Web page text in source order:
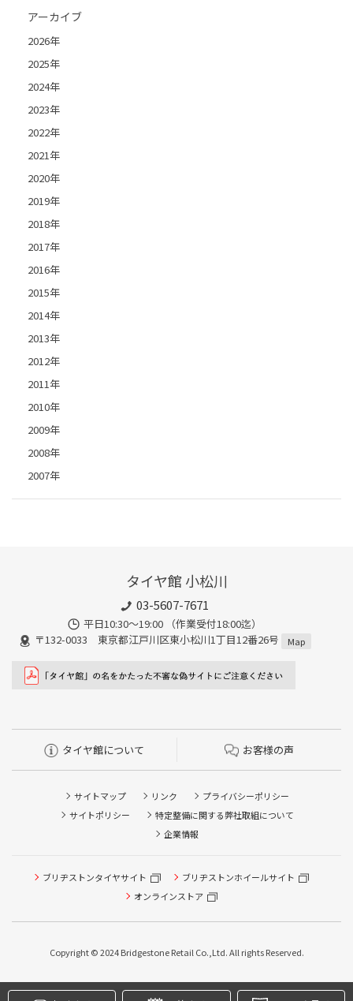
アーカイブ
2026年
2025年
2024年
2023年
2022年
2021年
2020年
2019年
2018年
2017年
2016年
2015年
2014年
2013年
2012年
2011年
2010年
2009年
2008年
2007年
タイヤ館 小松川
03-5607-7671
平日10:30～19:00 （作業受付18:00迄）
〒132-0033 東京都江戸川区東小松川1丁目12番26号
Map
タイヤ館について お客様の声
サイトマップ リンク
プライバシーポリシー
サイトポリシー
特定整備に関する弊社取組について
企業情報
ブリヂストンタイヤサイト
ブリヂストンホイールサイト
オンラインストア
Copyright © 2024 Bridgestone Retail Co.,Ltd. All rights Reserved.
タイヤ点検・安全点検/タイヤ履き替え/オイル交換/その他
ピット作業の予約
本日のタイヤ履き替え順番待ち予約 ※クローク契約会員の